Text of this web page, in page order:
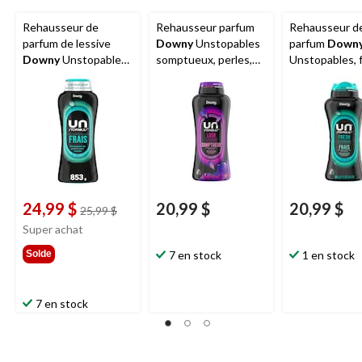
Rehausseur de
parfum de lessive
DownyUnstopables,
frais, perles, 853 g
24,99 $ 25,99 $prix
Super achat
Solde
7 en stock
Rehausseur parfum
DownyUnstopables
somptueux, perles,
20,99 $
7 en stock
Rehausseur
parfum
Unstopables,
20,99 $
1 en stock